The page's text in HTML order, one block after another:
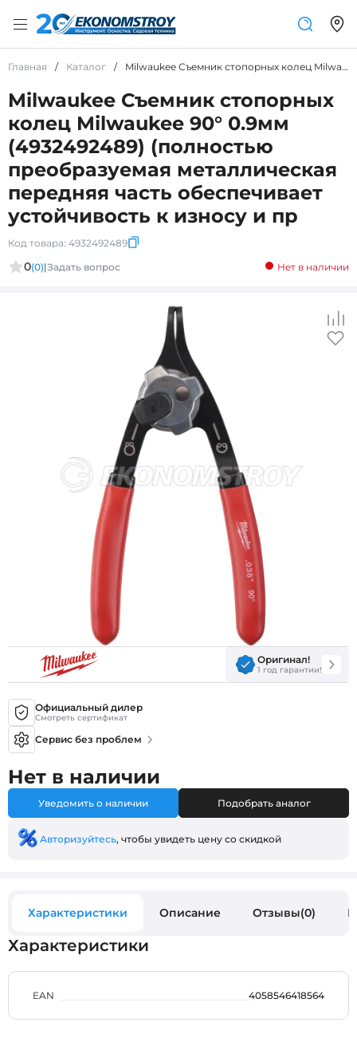
Главная / Каталог / Milwaukee Съемник стопорных колец Milwaukee 90° 0.9мм (4932492489) (полностью преобразуемая металлическая передняя часть обеспечивает устойчивость к износу и пр
Milwaukee Съемник стопорных
колец Milwaukee 90° 0.9мм
(4932492489) (полностью
преобразуемая металлическая
передняя часть обеспечивает
устойчивость к износу и пр
Код товара: 4932492489
0(0)|Задать вопрос Нет в наличии
Оригинал!
1 год гарантии!
Официальный дилер
Смотреть сертификат
Сервис без проблем
Нет в наличии
Уведомить о наличии Подобрать аналог
Авторизуйтесь, чтобы увидеть цену со скидкой
Характеристики Описание Отзывы(0)
Характеристики
EAN 4058546418564